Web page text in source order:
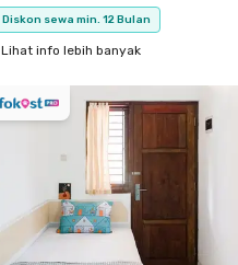
Diskon sewa min. 12 Bulan
Lihat info lebih banyak